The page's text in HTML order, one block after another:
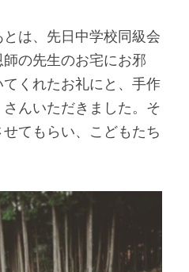
は、先日中学校同級会
の先生のお宅にお邪
くれたお礼にと、手作
んいただきました。そ
てもらい、こどもたち